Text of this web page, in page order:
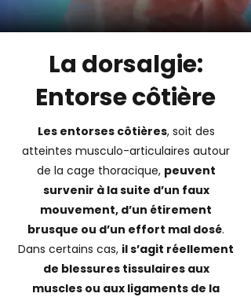
La dorsalgie:
Entorse côtière
Les entorses côtières, soit des
atteintes musculo-articulaires autour
de la cage thoracique, peuvent
survenir à la suite d’un faux
mouvement, d’un étirement
brusque ou d’un effort mal dosé.
Dans certains cas, il s’agit réellement
de blessures tissulaires aux
muscles ou aux ligaments de la